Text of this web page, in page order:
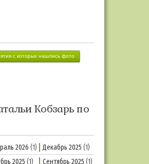
с которых нашлись фото
Кобзарь по
2026 (1) Декабрь 2025 (1)
2025 (1) Сентябрь 2025 (1)